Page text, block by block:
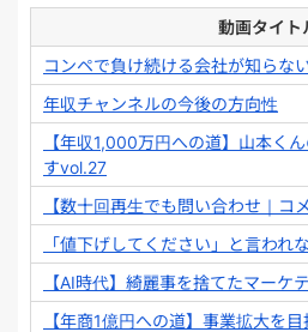
動画タイト
コンペで負け続ける会社が知らな
年収チャンネルの今後の方向性
【年収1,000万円への道】山本く
すvol.27
【数十回再生でも問い合わせ｜コ
「値下げしてください」と言われ
【AI時代】綺麗事を捨てたマーケ
【年商1億円への道】事業拡大を